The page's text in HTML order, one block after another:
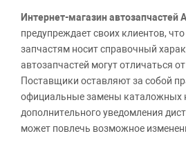
Интернет-магазин автозапчастей
предупреждает своих клиентов,
запчастям носит справочный
автозапчастей могут отличаться
Поставщики оставляют за собой
официальные замены каталожных
дополнительного уведомления
может повлечь возможное